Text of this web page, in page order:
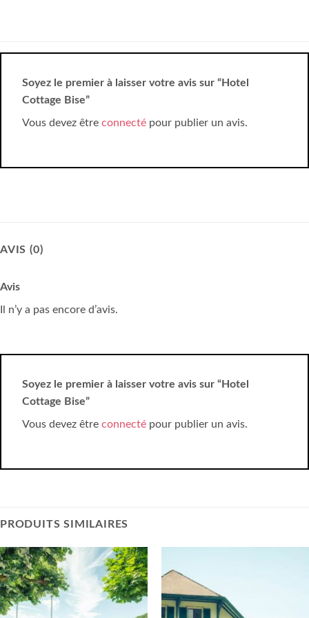
Soyez le premier à laisser votre avis sur “Hotel
Cottage Bise”
Vous devez être connecté pour publier un avis.
AVIS (0)
Avis
Il n’y a pas encore d’avis.
Soyez le premier à laisser votre avis sur “Hotel
Cottage Bise”
Vous devez être connecté pour publier un avis.
PRODUITS SIMILAIRES